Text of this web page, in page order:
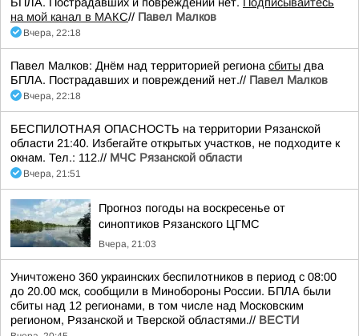
на мой канал в МАКС// Павел Малков
Вчера, 22:18
Павел Малков: Днём над территорией региона сбиты два
БПЛА. Пострадавших и повреждений нет.// Павел Малков
Вчера, 22:18
БЕСПИЛОТНАЯ ОПАСНОСТЬ на территории Рязанской
области 21:40. Избегайте открытых участков, не подходите к
окнам. Тел.: 112.// МЧС Рязанской области
Вчера, 21:51
Прогноз погоды на воскресенье от
синоптиков Рязанского ЦГМС
Вчера, 21:03
Уничтожено 360 украинских беспилотников в период с 08:00
до 20.00 мск, сообщили в Минобороны России. БПЛА были
сбиты над 12 регионами, в том числе над Московским
регионом, Рязанской и Тверской областями.// ВЕСТИ